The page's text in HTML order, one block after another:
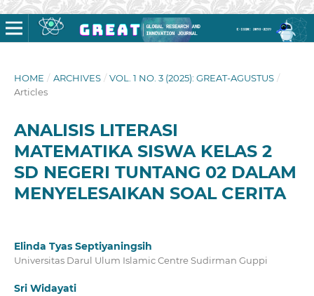
HOME / ARCHIVES / VOL. 1 NO. 3 (2025): GREAT-AGUSTUS /
Articles
ANALISIS LITERASI
MATEMATIKA SISWA KELAS 2
SD NEGERI TUNTANG 02 DALAM
MENYELESAIKAN SOAL CERITA
Elinda Tyas Septiyaningsih
Universitas Darul Ulum Islamic Centre Sudirman Guppi
Sri Widayati